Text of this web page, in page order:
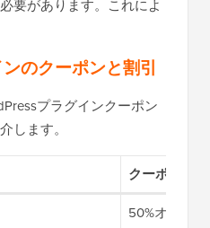
要があります。これによ
のクーポンと割引
プラグインクーポン
します。
クーポンリ
50%オフ —